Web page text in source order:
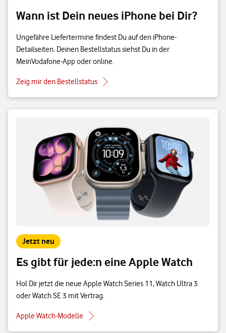
Wann ist Dein neues iPhone bei Dir?
Ungefähre Liefertermine findest Du auf den iPhone-
Detailseiten. Deinen Bestellstatus siehst Du in der
MeinVodafone-App oder online.
Zeig mir den Bestellstatus
Jetzt neu
Es gibt für jede:n eine Apple Watch
Hol Dir jetzt die neue Apple Watch Series 11, Watch Ultra 3
oder Watch SE 3 mit Vertrag.
Apple Watch-Modelle